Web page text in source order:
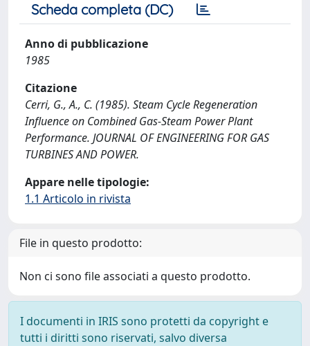
Scheda completa (DC)
Anno di pubblicazione
1985
Citazione
Cerri, G., A., C. (1985). Steam Cycle Regeneration
Influence on Combined Gas-Steam Power Plant
Performance. JOURNAL OF ENGINEERING FOR GAS
TURBINES AND POWER.
Appare nelle tipologie:
1.1 Articolo in rivista
File in questo prodotto:
Non ci sono file associati a questo prodotto.
I documenti in IRIS sono protetti da copyright e
tutti i diritti sono riservati, salvo diversa